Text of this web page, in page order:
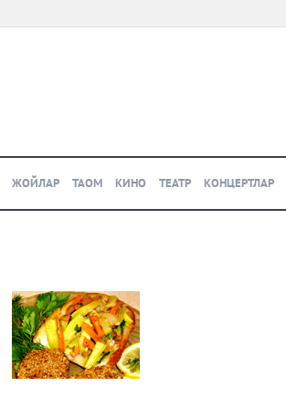
ЖОЙЛАР ТАОМ КИНО ТЕАТР КОНЦЕРТЛАР